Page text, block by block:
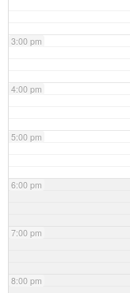
3:00 pm
4:00 pm
5:00 pm
6:00 pm
7:00 pm
8:00 pm